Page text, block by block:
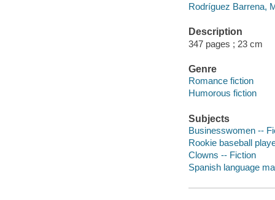
Rodríguez Barrena,
Description
347 pages ; 23 cm
Genre
Romance fiction
Humorous fiction
Subjects
Businesswomen --
Rookie baseball
Clowns -- Fiction
Spanish language